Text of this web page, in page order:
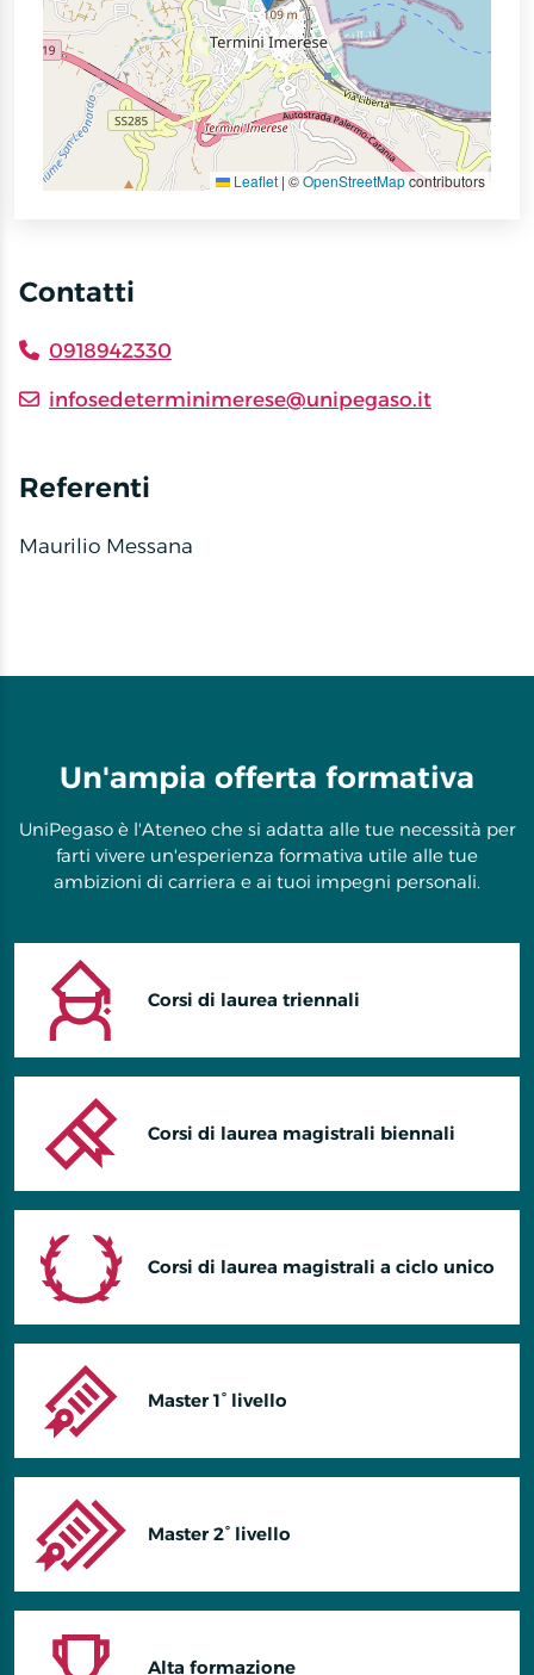
Leaflet | ©OpenStreetMapcontributors
Contatti
0918942330
infosedeterminimerese@unipegaso.it
Referenti
Maurilio Messana
Un'ampia offerta formativa
UniPegaso è l'Ateneo che si adatta alle tue necessità per
farti vivere un'esperienza formativa utile alle tue
ambizioni di carriera e ai tuoi impegni personali.
Corsi di laurea triennali
Corsi di laurea magistrali biennali
Corsi di laurea magistrali a ciclo unico
Master 1° livello
Master 2° livello
Alta formazione